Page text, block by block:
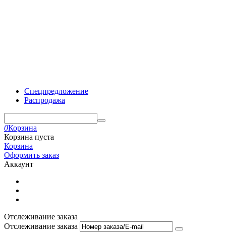
Спецпредложение
Распродажа
0Корзина
Корзина пуста
Корзина
Оформить заказ
Аккаунт
Отслеживание заказа
Отслеживание заказа